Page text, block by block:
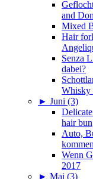
and
Mixed
Hair
Senza
dabei?
Whisky
► Juni (3)
hair bun
Auto,
Wenn
2017
► Mai (3)